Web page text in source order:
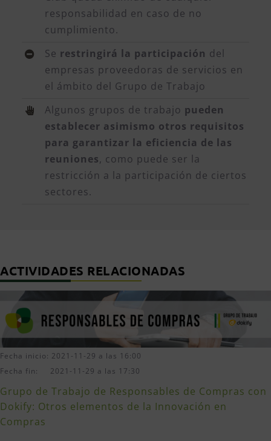
responsabilidad en caso de no
cumplimiento.
Se restringirá la participación del
empresas proveedoras de servicios en
el ámbito del Grupo de Trabajo
Algunos grupos de trabajo pueden
establecer asimismo otros requisitos
para garantizar la eficiencia de las
reuniones, como puede ser la
restricción a la participación de ciertos
sectores.
ACTIVIDADES RELACIONADAS
Fecha inicio: 2021-11-29 a las 16:00
Fecha fin: 2021-11-29 a las 17:30
Grupo de Trabajo de Responsables de Compras con
Dokify: Otros elementos de la Innovación en
Compras